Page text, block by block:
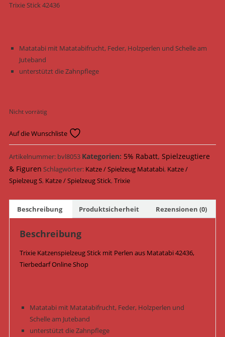
Trixie Stick 42436
Matatabi mit Matatabifrucht, Feder, Holzperlen und Schelle am
Juteband
unterstützt die Zahnpflege
Nicht vorrätig
Auf die Wunschliste
Artikelnummer: bvl8053 Kategorien: 5% Rabatt, Spielzeugtiere
& Figuren Schlagwörter: Katze / Spielzeug Matatabi, Katze /
Spielzeug S, Katze / Spielzeug Stick,Trixie
Beschreibung Produktsicherheit Rezensionen (0)
Beschreibung
Trixie Katzenspielzeug Stick mit Perlen aus Matatabi 42436,
Tierbedarf Online Shop
Matatabi mit Matatabifrucht, Feder, Holzperlen und
Schelle am Juteband
unterstützt die Zahnpflege